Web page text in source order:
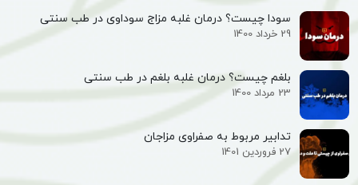
سودا چیست؟ درمان غلبه مزاج سوداوی در طب سنتی
29 خرداد 1400
بلغم چیست؟ درمان غلبه بلغم در طب سنتی
23 مرداد 1400
تدابیر مربوط به صفراوی مزاجان
27 فروردین 1401